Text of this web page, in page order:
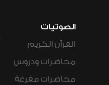
الصوتيات
القرآن الكريم
محاضرات ودروس
محاضرات مفرغة